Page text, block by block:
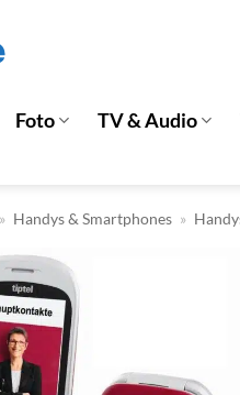
Foto TV & Audio
» Handys & Smartphones »